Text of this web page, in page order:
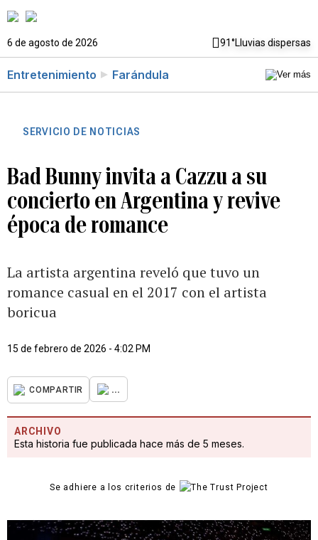
6 de agosto de 2026 91°Lluvias dispersas
Entretenimiento Farándula
SERVICIO DE NOTICIAS
Bad Bunny invita a Cazzu a su
concierto en Argentina y revive
época de romance
La artista argentina reveló que tuvo un
romance casual en el 2017 con el artista
boricua
15 de febrero de 2026 - 4:02 PM
COMPARTIR ...
ARCHIVO
Esta historia fue publicada hace más de 5 meses.
Se adhiere a los criterios de